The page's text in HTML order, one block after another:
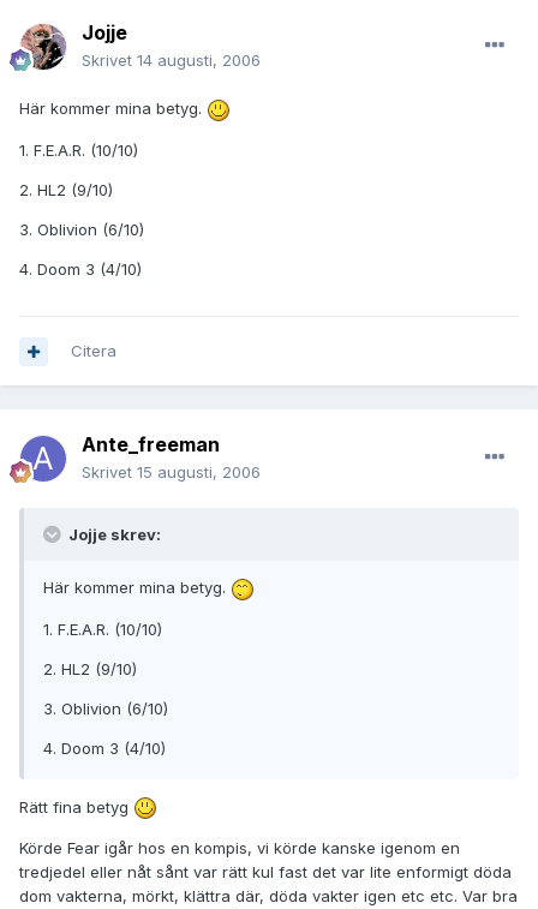
Jojje
Skrivet 14 augusti, 2006
Här kommer mina betyg.
1. F.E.A.R. (10/10)
2. HL2 (9/10)
3. Oblivion (6/10)
4. Doom 3 (4/10)
Citera
Ante_freeman
Skrivet 15 augusti, 2006
Jojje skrev:
Här kommer mina betyg.
1. F.E.A.R. (10/10)
2. HL2 (9/10)
3. Oblivion (6/10)
4. Doom 3 (4/10)
Rätt fina betyg
Körde Fear igår hos en kompis, vi körde kanske igenom en
tredjedel eller nåt sånt var rätt kul fast det var lite enformigt döda
dom vakterna, mörkt, klättra där, döda vakter igen etc etc. Var bra